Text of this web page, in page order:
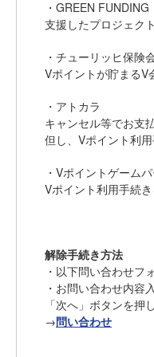
・GREEN FUNDING
支援したプロジェク
・チューリッヒ保険
Vポイントが貯まるV
・アトカラ
キャンセル等でお支
但し、Vポイント利
・Vポイントゲーム
Vポイント利用手続
解除手続き方法
・以下問い合わせフ
・お問い合わせ内容
「次へ」ボタンを押
→問い合わせ